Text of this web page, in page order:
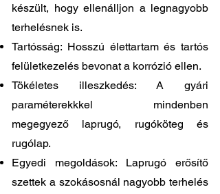
készült, hogy ellenálljon a legnagyobb
terhelésnek is.
Tartósság: Hosszú élettartam és tartós
felületkezelés bevonat a korrózió ellen.
Tökéletes illeszkedés: A gyári
paraméterekkkel mindenben
megegyező laprugó, rugóköteg és
rugólap.
Egyedi megoldások: Laprugó erősítő
szettek a szokásosnál nagyobb terhelés